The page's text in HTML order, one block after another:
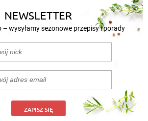
NEWSLETTER
– wysyłamy sezonowe przepisy i porady
ZAPISZ SIĘ